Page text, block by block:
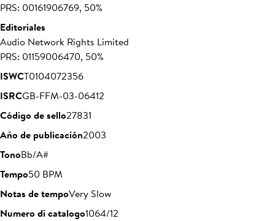
PRS: 00161906769, 50%
Editoriales
Audio Network Rights Limited
PRS: 01159006470, 50%
ISWCT0104072356
ISRCGB-FFM-03-06412
Código de sello27831
Año de publicación2003
TonoBb/A#
Tempo50 BPM
Notas de tempoVery Slow
Numero di catalogo1064/12